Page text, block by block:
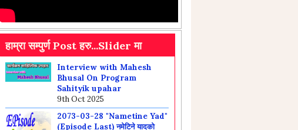
हाम्रा सम्पुर्ण Post हरु...Slider मा
Interview with Mahesh
Bhusal On Program
Sahityik upahar
9th Oct 2025
2073-03-28 "Nametine Yad"
(Episode Last) नमेटिने यादको
अन्तिम शृङखला डाउनलोड गर्नुहोस अनी
सुन्नुहोस...
10th Jul 2024